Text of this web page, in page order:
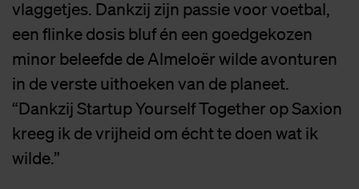
vlaggetjes. Dankzij zijn passie voor voetbal,
een flinke dosis bluf én een goedgekozen
minor beleefde de Almeloër wilde avonturen
in de verste uithoeken van de planeet.
“Dankzij Startup Yourself Together op Saxion
kreeg ik de vrijheid om écht te doen wat ik
wilde.”